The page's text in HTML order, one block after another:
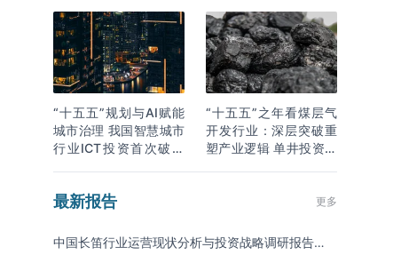
“十五五”规划与AI赋能
城市治理 我国智慧城市
行业ICT投资首次破万
“十五五”之年看煤层气
开发行业：深层突破重
塑产业逻辑 单井投资成
最新报告 更多
中国长笛行业运营现状分析与投资战略调研报告